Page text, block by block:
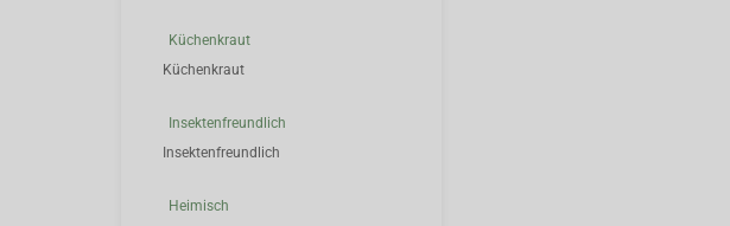
Küchenkraut
Küchenkraut
Insektenfreundlich
Insektenfreundlich
Heimisch